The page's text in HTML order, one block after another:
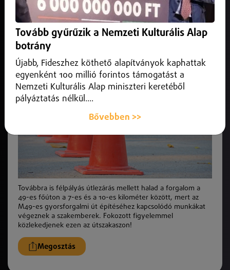
2024. december 05.Közlekedés infó
Továbbra is félpályás útlezárás mellett halad a forgalom a
49-es főúton a 7-es és a 10-es kilométer között.
Továbbra is félpályás útlezárás mellett halad a forgalom a
49-es főúton a 7-es és a 10-es kilométer között, mert az
M49-es gyorsforgalmi út építéséhez kapcsolódó munkákat
végeznek a szakemberek. Fokozott figyelemmel
közlekedjenek ezen az útszakaszon!
Megosztás
Tovább gyűrűzik a Nemzeti Kulturális Alap
botrány
Újabb, Fideszhez köthető alapítványok kaphattak
egyenként 100 millió forintos támogatást a
Nemzeti Kulturális Alap miniszteri keretéből
pályáztatás nélkül....
Bővebben >>